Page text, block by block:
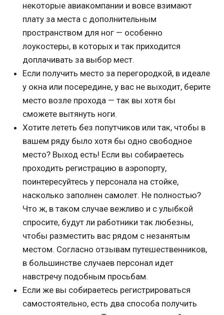
некоторые авиакомпании и вовсе взимают
плату за места с дополнительным
пространством для ног — особенно
лоукостеры, в которых и так приходится
доплачивать за выбор мест.
Если получить место за перегородкой, в идеале
у окна или посередине, у вас не выходит, берите
место возле прохода — так вы хотя бы
сможете вытянуть ноги.
Хотите лететь без попутчиков или так, чтобы в
вашем ряду было хотя бы одно свободное
место? Выход есть! Если вы собираетесь
проходить регистрацию в аэропорту,
поинтересуйтесь у персонала на стойке,
насколько заполнен самолет. Не полностью?
Что ж, в таком случае вежливо и с улыбкой
спросите, будут ли работники так любезны,
чтобы разместить вас рядом с незанятым
местом. Согласно отзывам путешественников,
в большинстве случаев персонал идет
навстречу подобным просьбам.
Если же вы собираетесь регистрироваться
самостоятельно, есть два способа получить